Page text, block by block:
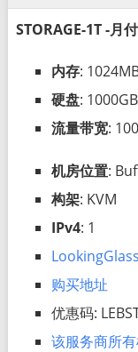
STORAGE-1T -月
内存:
硬盘:
流量带宽:
机房位置:
构架: KVM
IPv4: 1
LookingGlass
购买地址
优惠码:
该服务商所